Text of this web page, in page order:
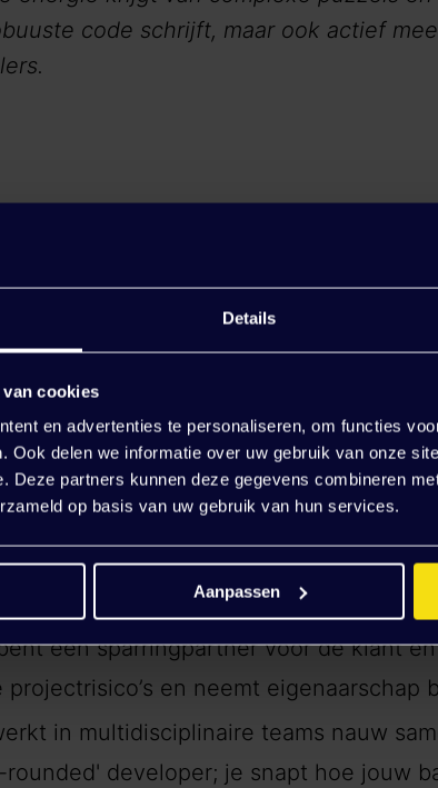
Details
cookies
en advertenties te personaliseren, om functies
Ook delen we informatie over uw gebruik van onze
Deze partners kunnen deze gegevens combineren
op basis van uw gebruik van hun services.
Aanpassen
code schrijft, maar ook actief
lead in uitdagende backend-
uit het continu optimaliseren en
Je ontwikkelt mee aan serieuze
systemen en microservices) slim met
Laravel, commercetools, Symfony
drijvende kracht achter complexe
bijv. MySQL en Elasticsearch) en
binnen het maatwerk.
en vertaalt user stories naar
security en schaalbaarheid
een sparringpartner voor de klant
en neemt
in multidisciplinaire teams nauw
developer; je snapt hoe jouw